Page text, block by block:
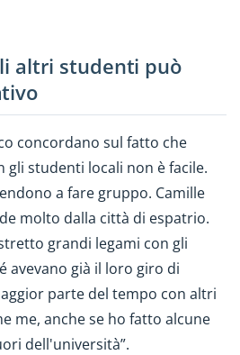
altri studenti può
concordano sul fatto che
gli studenti locali non è facile.
a fare gruppo. Camille
molto dalla città di espatrio.
grandi legami con gli
avevano già il loro giro di
parte del tempo con altri
me, anche se ho fatto alcune
dell'università”.